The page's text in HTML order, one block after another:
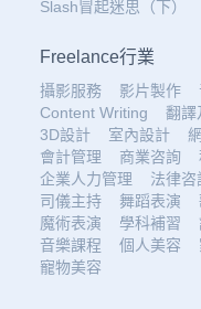
Slash冒起迷思（下）
Freelance行業
攝影服務 影片製作
Content Writing
翻譯
3D設計
室內設計
會計管理
商業咨詢
企業人力管理
法律咨
司儀主持
舞蹈表演
魔術表演
學科補習
音樂課程
個人美容
寵物美容